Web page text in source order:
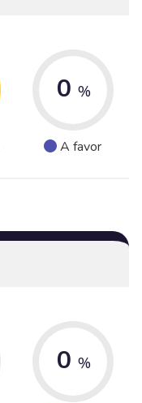
0 %
A favor
0 %